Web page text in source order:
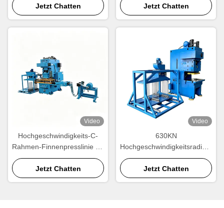
Produktionsanlage
Jetzt Chatten
Automatische Aluminium-
Kühlkörper-Finnenform-
Ausrüstung für die
Großproduktion.
Jetzt Chatten
Video
Hochgeschwindigkeits-C-
Rahmen-Finnenpresslinie für
die Herstellung von
Heizkörpern und
Wärmetauschern
Jetzt Chatten
Video
630KN
Hochgeschwindigkeitsradiator
Flossenformmaschine für die
Produktion von
Aluminiumradiatoren
Jetzt Chatten